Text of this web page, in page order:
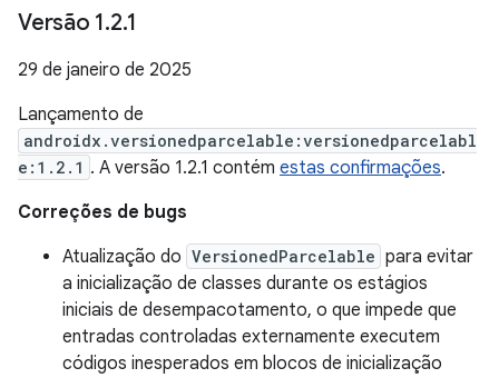
Versão 1.2.1
29 de janeiro de 2025
Lançamento de
androidx.versionedparcelable:versionedparcelabl
e:1.2.1 . A versão 1.2.1 contém estas confirmações.
Correções de bugs
Atualização do VersionedParcelable para evitar
a inicialização de classes durante os estágios
iniciais de desempacotamento, o que impede que
entradas controladas externamente executem
códigos inesperados em blocos de inicialização